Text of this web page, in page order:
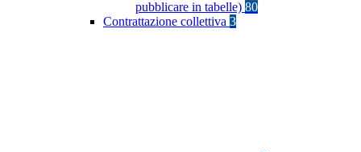
pubblicare in tabelle) 80
Contrattazione collettiva 3